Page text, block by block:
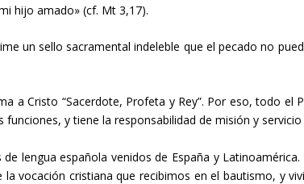
hijo amado» (cf. Mt 3,17).
un sello sacramental indeleble que el pecado no
a Cristo “Sacerdote, Profeta y Rey”. Por eso, todo el
y tiene la responsabilidad de misión y
lengua española venidos de España y
vocación cristiana que recibimos en el bautismo, y